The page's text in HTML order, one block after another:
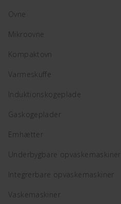
Ovne
Mikroovne
Kompaktovn
Varmeskuffe
Induktionskogeplade
Gaskogeplader
Emhætter
Underbygbare opvaskemaskiner
Integrerbare opvaskemaskiner
Vaskemaskiner